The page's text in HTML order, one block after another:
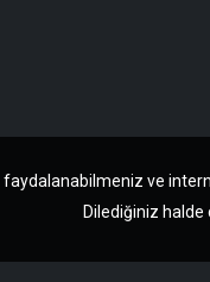
ve
Dilediğiniz halde